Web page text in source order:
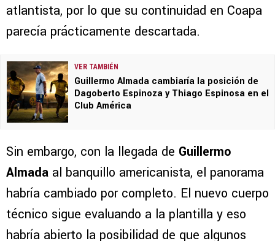
atlantista, por lo que su continuidad en Coapa
parecía prácticamente descartada.
VER TAMBIÉN
Guillermo Almada cambiaría la posición de
Dagoberto Espinoza y Thiago Espinosa en el
Club América
Sin embargo, con la llegada de Guillermo
Almada al banquillo americanista, el panorama
habría cambiado por completo. El nuevo cuerpo
técnico sigue evaluando a la plantilla y eso
habría abierto la posibilidad de que algunos